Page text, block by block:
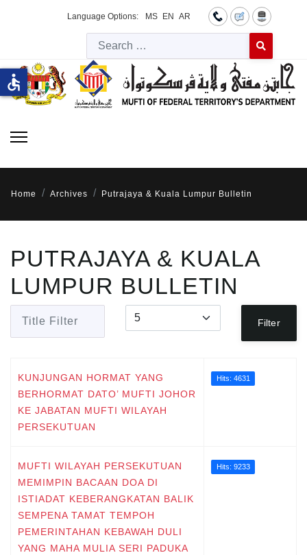
Language Options: MS EN AR
Type 2 or
Home Archives Putrajaya & Kuala Lumpur Bulletin
PUTRAJAYA & KUALA
LUMPUR BULLETIN
Display #
Filter
KUNJUNGAN HORMAT YANG
BERHORMAT DATO’ MUFTI JOHOR
KE JABATAN MUFTI WILAYAH
PERSEKUTUAN
Hits: 4631
MUFTI WILAYAH PERSEKUTUAN
MEMIMPIN BACAAN DOA DI
ISTIADAT KEBERANGKATAN BALIK
SEMPENA TAMAT TEMPOH
PEMERINTAHAN KEBAWAH DULI
YANG MAHA MULIA SERI PADUKA
Hits: 9233
accessible